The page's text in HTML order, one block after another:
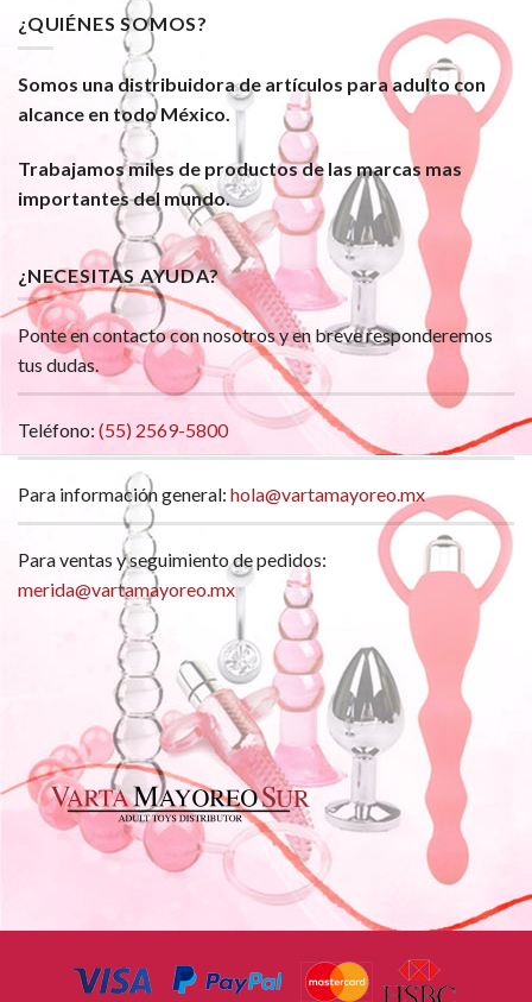
¿QUIÉNES SOMOS?
Somos una distribuidora de artículos para adulto con
alcance en todo México.
Trabajamos miles de productos de las marcas mas
importantes del mundo.
¿NECESITAS AYUDA?
Ponte en contacto con nosotros y en breve responderemos
tus dudas.
Teléfono: (55) 2569-5800
Para información general: hola@vartamayoreo.mx
Para ventas y seguimiento de pedidos:
merida@vartamayoreo.mx